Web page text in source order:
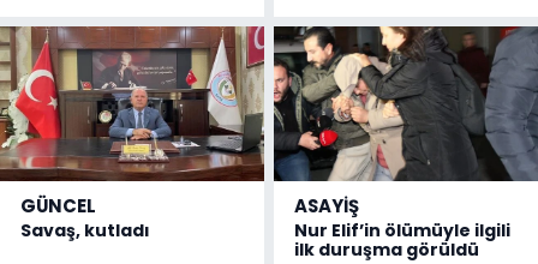
GÜNCEL
Savaş, kutladı
ASAYİŞ
Nur Elif’in ölümüyle ilgili
ilk duruşma görüldü